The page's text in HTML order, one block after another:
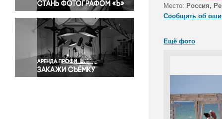
Религия
Светская жизнь
Спорт
Экология
Экономика и бизнес
Место: Россия,
Сообщить об
Ещё фото